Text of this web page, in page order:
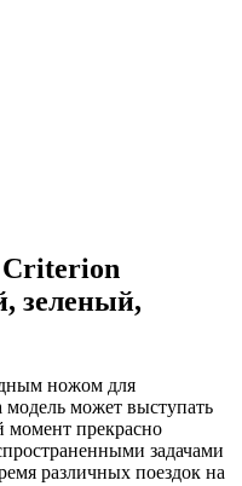
зеленый,
ножом для
модель может выступать
прекрасно
задачами
различных поездок на